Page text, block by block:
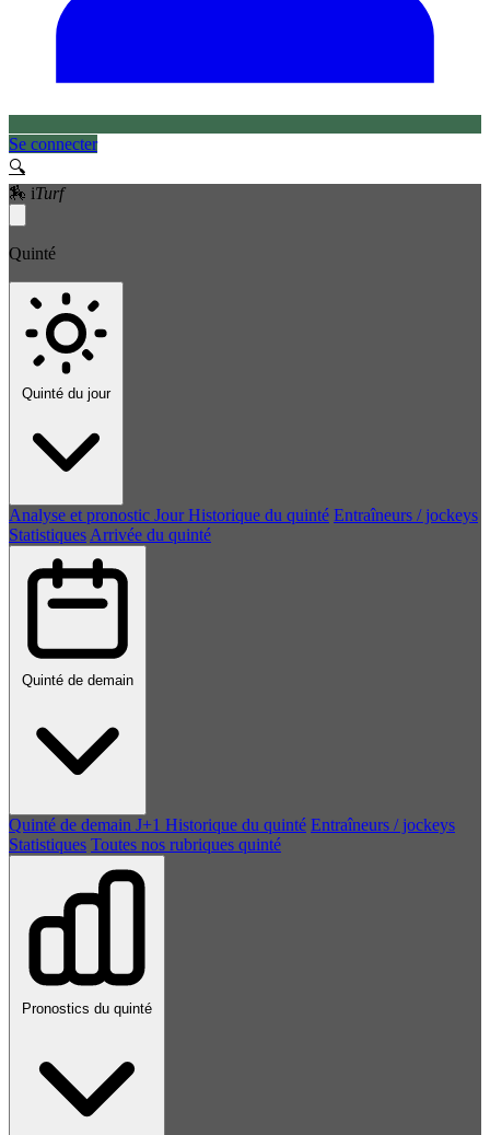
Se connecter
🔍
🏇 iTurf
Quinté
Quinté du jour
Analyse et pronostic Jour Historique du quinté Entraîneurs / jockeys
Statistiques Arrivée du quinté
Quinté de demain
Quinté de demain J+1 Historique du quinté Entraîneurs / jockeys
Statistiques Toutes nos rubriques quinté
Pronostics du quinté